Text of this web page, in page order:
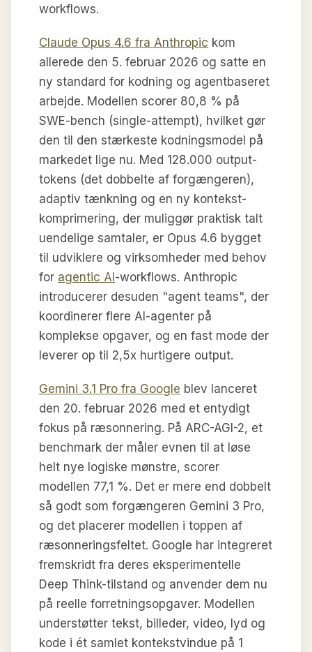
workflows.
Claude Opus 4.6 fra Anthropic kom
allerede den 5. februar 2026 og satte en
ny standard for kodning og agentbaseret
arbejde. Modellen scorer 80,8 % på
SWE-bench (single-attempt), hvilket gør
den til den stærkeste kodningsmodel på
markedet lige nu. Med 128.000 output-
tokens (det dobbelte af forgængeren),
adaptiv tænkning og en ny kontekst-
komprimering, der muliggør praktisk talt
uendelige samtaler, er Opus 4.6 bygget
til udviklere og virksomheder med behov
for agentic AI-workflows. Anthropic
introducerer desuden "agent teams", der
koordinerer flere AI-agenter på
komplekse opgaver, og en fast mode der
leverer op til 2,5x hurtigere output.
Gemini 3.1 Pro fra Google blev lanceret
den 20. februar 2026 med et entydigt
fokus på ræsonnering. På ARC-AGI-2, et
benchmark der måler evnen til at løse
helt nye logiske mønstre, scorer
modellen 77,1 %. Det er mere end dobbelt
så godt som forgængeren Gemini 3 Pro,
og det placerer modellen i toppen af
ræsonneringsfeltet. Google har integreret
fremskridt fra deres eksperimentelle
Deep Think-tilstand og anvender dem nu
på reelle forretningsopgaver. Modellen
understøtter tekst, billeder, video, lyd og
kode i ét samlet kontekstvindue på 1